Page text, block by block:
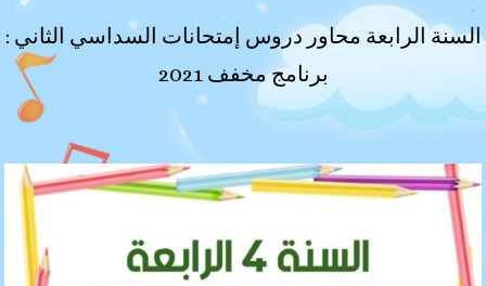
السنة الرابعة محاور دروس إمتحانات السداسي الثاني :
برنامج مخفف 2021